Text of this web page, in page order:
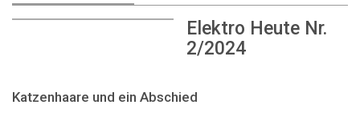
Elektro Heute Nr.
2/2024
Katzenhaare und ein Abschied